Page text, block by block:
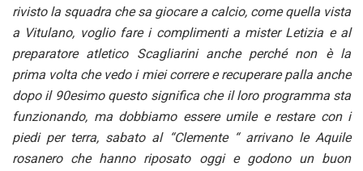
rivisto la squadra che sa giocare a calcio, come quella vista
a Vitulano, voglio fare i complimenti a mister Letizia e al
preparatore atletico Scagliarini anche perché non è la
prima volta che vedo i miei correre e recuperare palla anche
dopo il 90esimo questo significa che il loro programma sta
funzionando, ma dobbiamo essere umile e restare con i
piedi per terra, sabato al “Clemente “ arrivano le Aquile
rosanero che hanno riposato oggi e godono un buon